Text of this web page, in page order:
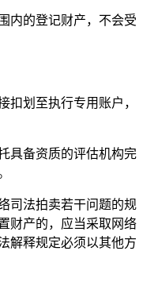
的登记财产，不会受
划至执行专用账户，
备资质的评估机构完
法拍卖若干问题的规
财产的，应当采取网络
解释规定必须以其他方